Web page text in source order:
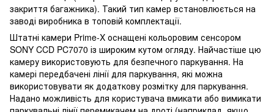
закриття багажника). Такий тип камер встановлюється на
заводі виробника в топовій комплектації.
Штатні камери Prime-X оснащені кольоровим сенсором
SONY CCD PC7070 із широким кутом огляду. Найчастіше цю
камеру використовують для безпечного паркування. На
камері передбачені лінії для паркування, які можна
використовувати як додаткову розмітку для паркування.
Надано можливість для користувача вмикати або вимикати